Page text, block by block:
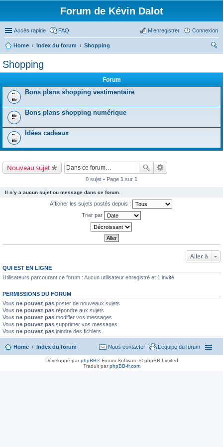
Forum de Kévin Dalot
Accès rapide FAQ Connexion
M’enregistrer
Home Index du forum
Shopping
Shopping
Forum
Bons plans shopping vestimentaire
Bons plans shopping numérique
Idées cadeaux
Nouveau sujet
0 sujet • Page 1 sur 1
Il n’y a aucun sujet ou message dans ce forum.
Afficher les sujets postés depuis :
Trier par
Aller à
QUI EST EN LIGNE
Utilisateurs parcourant ce forum : Aucun utilisateur enregistré et 1 invité
PERMISSIONS DU FORUM
Vous ne pouvez pas poster de nouveaux sujets
Vous ne pouvez pas répondre aux sujets
Vous ne pouvez pas modifier vos messages
Vous ne pouvez pas supprimer vos messages
Vous ne pouvez pas joindre des fichiers
Home Index du forum L’équipe du forum
Nous contacter
Développé parphpBB® Forum Software © phpBB Limited
Traduit parphpBB-fr.com